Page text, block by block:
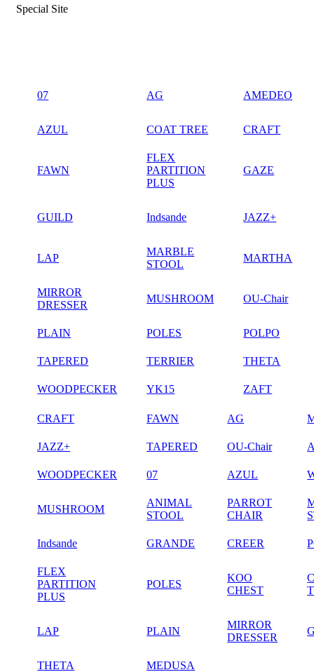
Special Site
07 AG AMEDEO
AZUL COAT TREE CRAFT
FAWN
FLEX
PARTITION
PLUS
GAZE
GUILD Indsande JAZZ+
LAP
MARBLE
STOOL
MARTHA
MIRROR
DRESSER
MUSHROOM OU-Chair
PLAIN POLES POLPO
TAPERED TERRIER THETA
WOODPECKER YK15 ZAFT
CRAFT FAWN AG
JAZZ+ TAPERED OU-Chair
WOODPECKER 07 AZUL
MUSHROOM
ANIMAL
STOOL
PARROT
CHAIR
Indsande GRANDE CREER
FLEX
PARTITION
PLUS
POLES
KOO
CHEST
LAP PLAIN
MIRROR
DRESSER
THETA
MEDUSA